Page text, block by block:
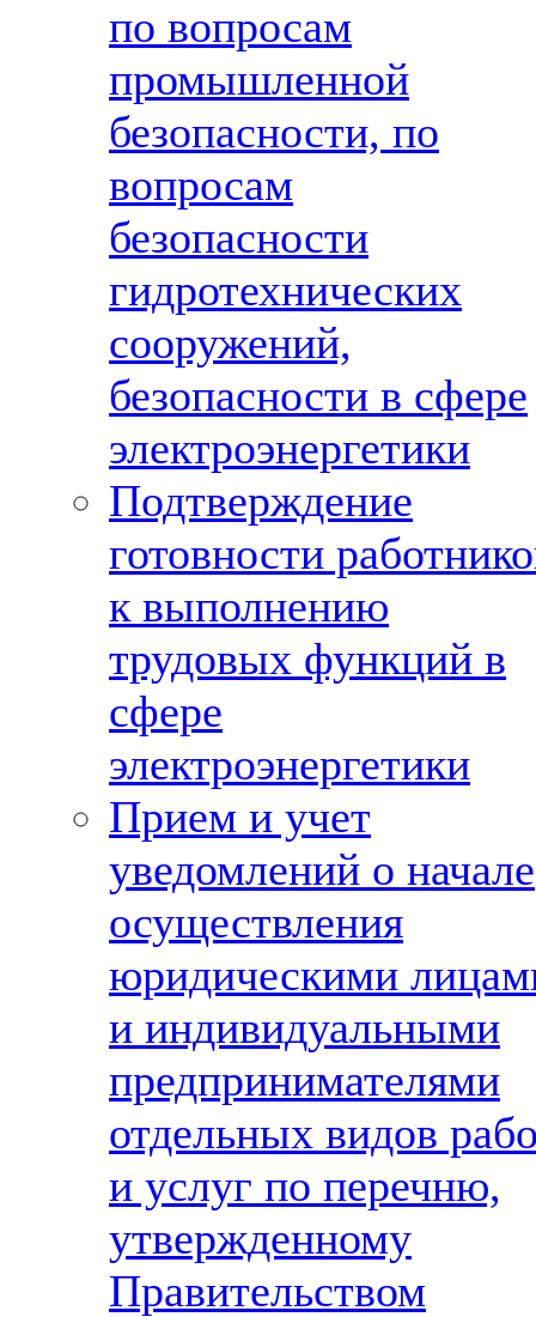
по вопросам
промышленной
безопасности, по
вопросам
безопасности
гидротехнических
сооружений,
безопасности в сфере
электроэнергетики
Подтверждение
готовности
к выполнению
трудовых функций в
сфере
электроэнергетики
Прием и учет
уведомлений о начале
осуществления
юридическими
и индивидуальными
предпринимателями
отдельных видов
и услуг по перечню,
утвержденному
Правительством